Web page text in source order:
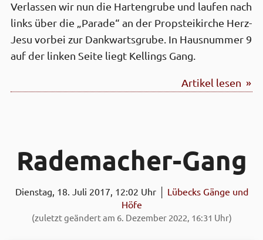
Verlassen wir nun die Hartengrube und laufen nach
links über die „Parade“ an der Propsteikirche Herz-
Jesu vorbei zur Dankwartsgrube. In Hausnummer 9
auf der linken Seite liegt Kellings Gang.
Artikel lesen »
Rade­macher-Gang
Dienstag, 18. Juli 2017, 12:02 Uhr │ Lübecks Gänge und
Höfe
(zuletzt geändert am 6. Dezember 2022, 16:31 Uhr)